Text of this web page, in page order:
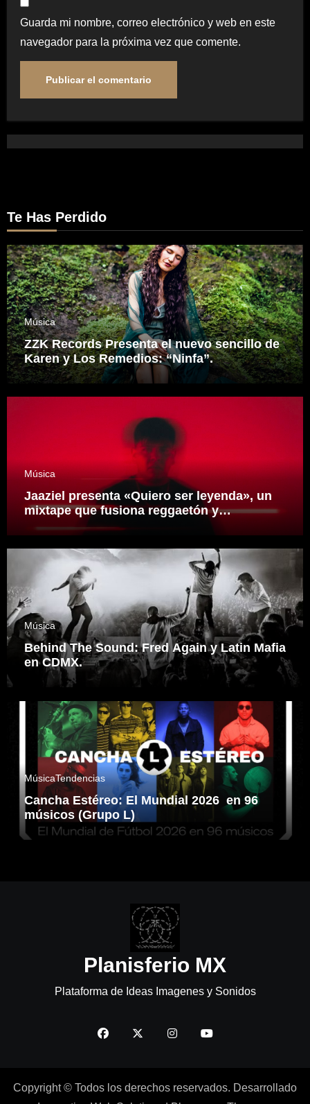
Guarda mi nombre, correo electrónico y web en este
navegador para la próxima vez que comente.
Te Has Perdido
Música
ZZK Records Presenta el nuevo sencillo de
Karen y Los Remedios: “Ninfa”.
Música
Jaaziel presenta «Quiero ser leyenda», un
mixtape que fusiona reggaetón y
electrónica desde una visión propia
inspirado en el sonidero Mexicano.
Música
Behind The Sound: Fred Again y Latin Mafia
en CDMX.
MúsicaTendencias
Cancha Estéreo: El Mundial 2026 en 96
músicos (Grupo L)
Planisferio MX
Plataforma de Ideas Imagenes y Sonidos
Copyright © Todos los derechos reservados. Desarrollado